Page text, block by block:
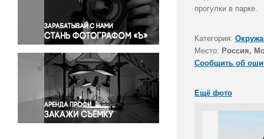
Правосудие
Происшествия и конфликты
Религия
Светская жизнь
Спорт
Экология
Экономика и бизнес
прогулки в парке.
Категория:
Место: Россия,
Сообщить об
Ещё фото